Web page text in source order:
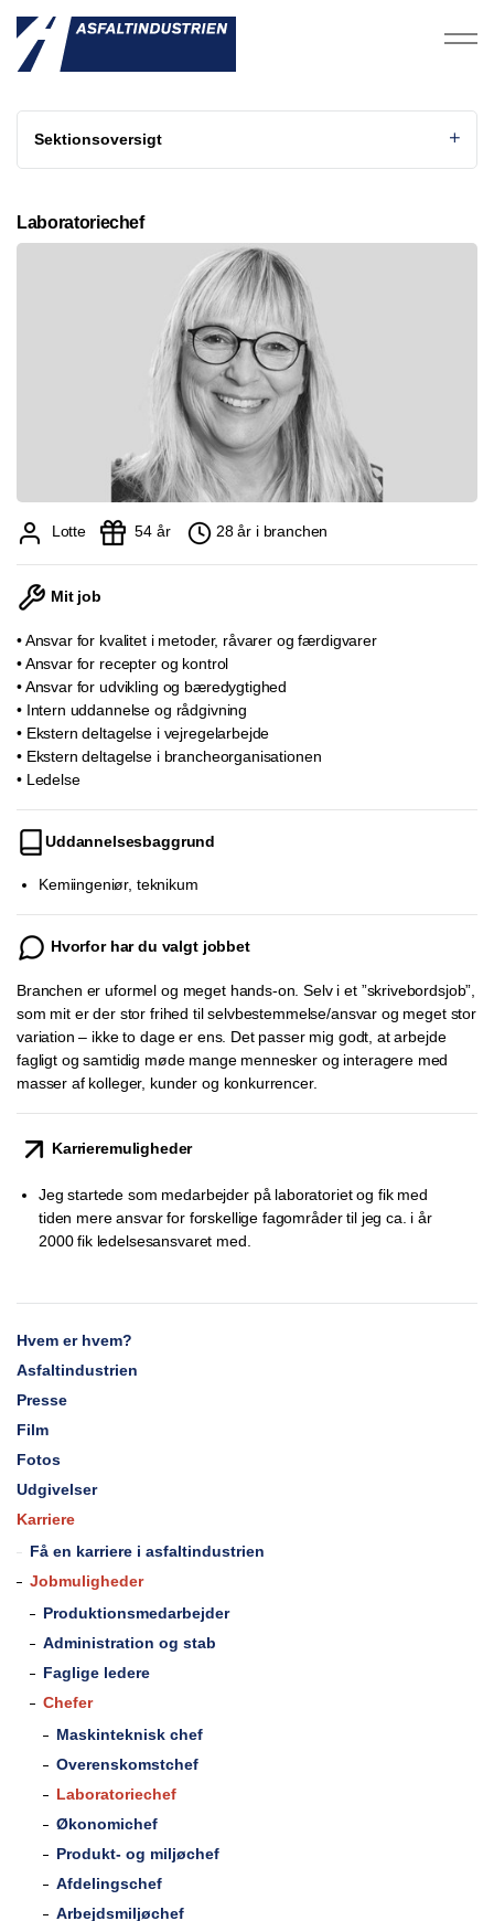
Sektionsoversigt
Laboratoriechef
Lotte 54 år 28 år i branchen
Mit job
• Ansvar for kvalitet i metoder, råvarer og færdigvarer
• Ansvar for recepter og kontrol
• Ansvar for udvikling og bæredygtighed
• Intern uddannelse og rådgivning
• Ekstern deltagelse i vejregelarbejde
• Ekstern deltagelse i brancheorganisationen
• Ledelse
Uddannelsesbaggrund
Kemiingeniør, teknikum
Hvorfor har du valgt jobbet
Branchen er uformel og meget hands-on. Selv i et ”skrivebordsjob”,
som mit er der stor frihed til selvbestemmelse/ansvar og meget stor
variation – ikke to dage er ens. Det passer mig godt, at arbejde
fagligt og samtidig møde mange mennesker og interagere med
masser af kolleger, kunder og konkurrencer.
Karrieremuligheder
Jeg startede som medarbejder på laboratoriet og fik med
tiden mere ansvar for forskellige fagområder til jeg ca. i år
2000 fik ledelsesansvaret med.
Hvem er hvem?
Asfaltindustrien
Presse
Film
Fotos
Udgivelser
Karriere
Få en karriere i asfaltindustrien
Jobmuligheder
Produktionsmedarbejder
Administration og stab
Faglige ledere
Chefer
Maskinteknisk chef
Overenskomstchef
Laboratoriechef
Økonomichef
Produkt- og miljøchef
Afdelingschef
Arbejdsmiljøchef